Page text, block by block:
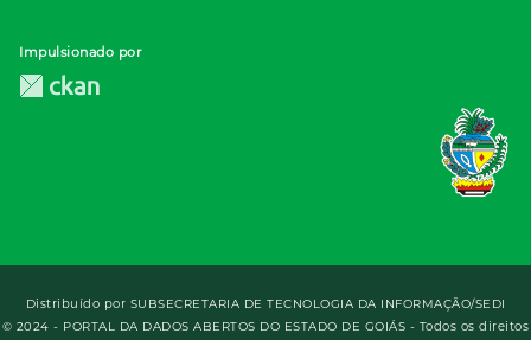
Impulsionado por
Distribuído por SUBSECRETARIA DE TECNOLOGIA DA INFORMAÇÃO/SEDI
© 2024 - PORTAL DA DADOS ABERTOS DO ESTADO DE GOIÁS - Todos os direitos